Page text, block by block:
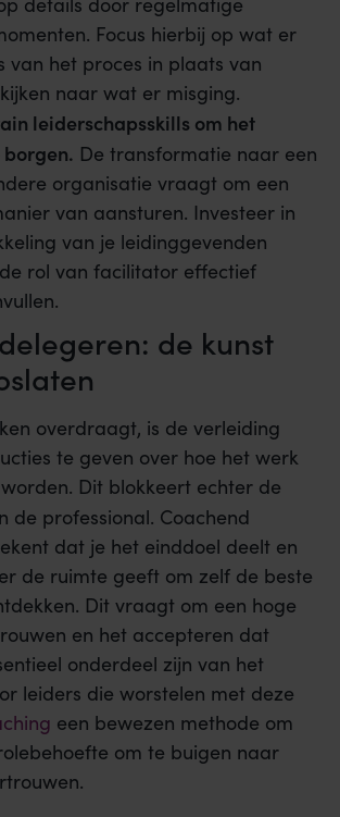
Focus hierbij op wat er
van het proces in plaats van
naar wat er misging.
leiderschapsskills om het
borgen. De transformatie naar een
organisatie vraagt om een
van aansturen. Investeer in
van je leidinggevenden
rol van facilitator effectief
de kunst
overdraagt, is de verleiding
te geven over hoe het werk
Dit blokkeert echter de
de professional. Coachend
dat je het einddoel deelt en
de ruimte geeft om zelf de beste
Dit vraagt om een hoge
en het accepteren dat
onderdeel zijn van het
leiders die worstelen met deze
een bewezen methode om
om te buigen naar